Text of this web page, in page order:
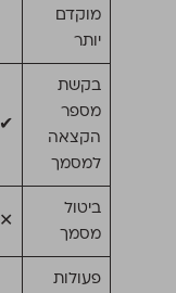
מוקדם
יותר
בקשת
מספר
הקצאה
למסמך
✔
ביטול
מסמך
✕
פעולות